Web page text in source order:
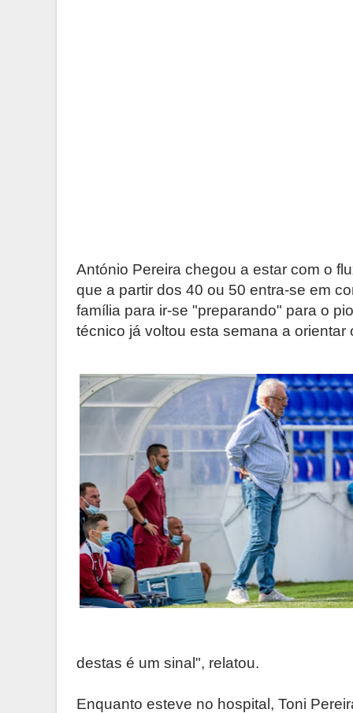
António Pereira chegou a estar com o
que a partir dos 40 ou 50 entra-se em
família para ir-se "preparando" para o
técnico já voltou esta semana a
destas é um sinal", relatou.
Enquanto esteve no hospital, Toni